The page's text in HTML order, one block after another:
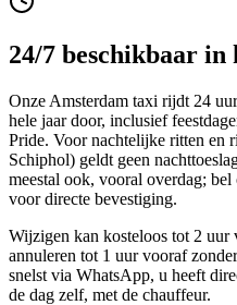
24/7 beschikbaar in
Onze Amsterdam taxi rijdt 24
hele jaar door, inclusief
Pride. Voor nachtelijke ritten en
Schiphol) geldt geen
meestal ook, vooral overdag;
voor directe bevestiging.
Wijzigen kan kosteloos tot 2 uur
annuleren tot 1 uur vooraf
snelst via WhatsApp, u heeft
de dag zelf, met de chauffeur.